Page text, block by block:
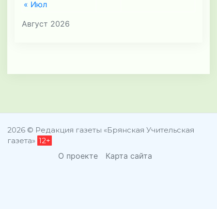
Август 2026
« Июл
2026 © Редакция газеты «Брянская Учительская
газета» 12+
О проекте Карта сайта